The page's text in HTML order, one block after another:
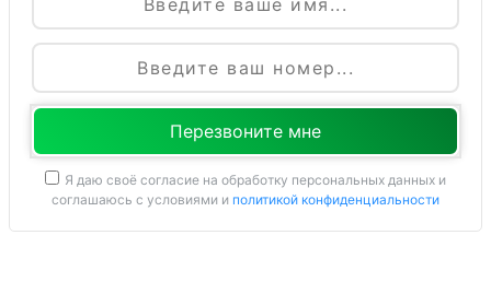
Я даю своё согласие на обработку персональных данных и
соглашаюсь с условиями и политикой конфиденциальности